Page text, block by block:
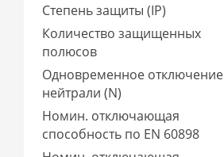
Степень защиты (IP)
Количество защищенных
полюсов
Одновременное отключение
нейтрали (N)
Номин. отключающая
способность по EN 60898